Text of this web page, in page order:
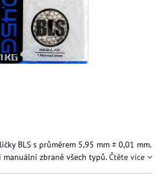
BLS s průměrem 5,95 mm ± 0,01 mm.
manuální zbraně všech typů.Čtěte více